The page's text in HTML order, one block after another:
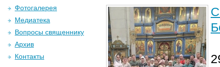
Фотогалерея
Медиатека
Вопросы священнику
Архив
Контакты